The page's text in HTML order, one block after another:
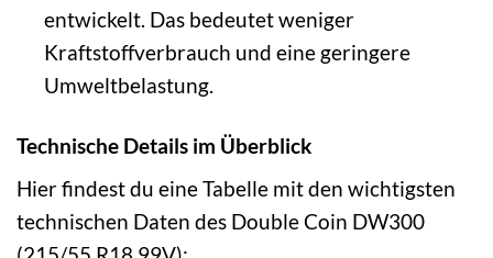
entwickelt. Das bedeutet weniger
Kraftstoffverbrauch und eine geringere
Umweltbelastung.
Technische Details im Überblick
Hier findest du eine Tabelle mit den wichtigsten
technischen Daten des Double Coin DW300